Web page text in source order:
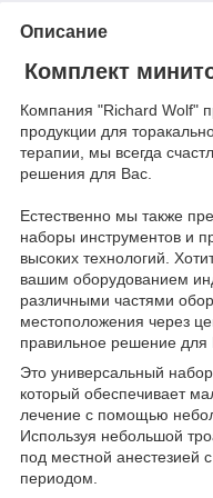
Описание
Комплект
Компания "Richard Wolf"
продукции для
терапии, мы всегда
решения для Вас.
Естественно мы также
наборы инструментов и
высоких технологий.
вашим оборудованием
различными частями
местоположения через
правильное решение для
Это универсальный
который обеспечивает
лечение с помощью
Используя небольшой
под местной анестезией
периодом.